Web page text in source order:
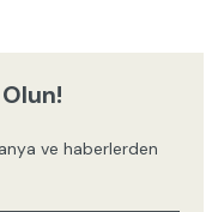
ve haberlerden